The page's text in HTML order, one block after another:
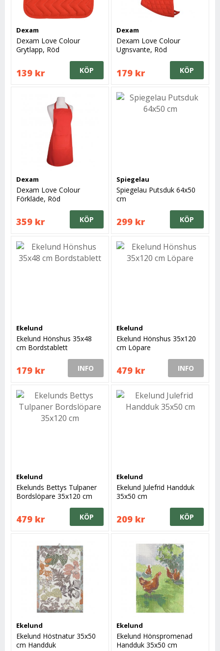
Dexam
Dexam Love Colour
Grytlapp, Röd
139 kr KÖP
Dexam
Dexam Love Colour
Ugnsvante, Röd
179 kr KÖP
Dexam
Dexam Love Colour
Förkläde, Röd
359 kr KÖP
Spiegelau
Spiegelau Putsduk 64x50
cm
299 kr KÖP
Ekelund
Ekelund Hönshus 35x48
cm Bordstablett
179 kr INFO
Ekelund
Ekelund Hönshus 35x120
cm Löpare
479 kr INFO
Ekelund
Ekelunds Bettys Tulpaner
Bordslöpare 35x120 cm
479 kr KÖP
Ekelund
Ekelund Julefrid Handduk
35x50 cm
209 kr KÖP
Ekelund
Ekelund Höstnatur 35x50
cm Handduk
Ekelund
Ekelund Hönspromenad
Handduk 35x50 cm